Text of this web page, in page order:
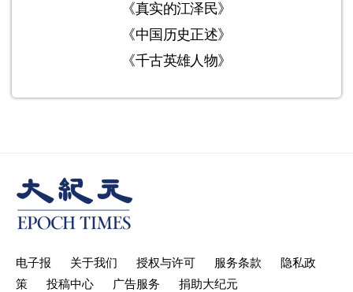
《真实的江泽民》
《中国历史正述》
《千古英雄人物》
电子报 关于我们 授权与许可 服务条款
隐私政
策
投稿中心 广告服务 捐助大纪元